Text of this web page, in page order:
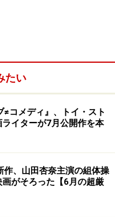
Figures（隠され
題について、「マーキ
ことは当然認識してお
もあがったが、日本の
に宇宙開発を連想しや
んだ」と回答し、さら
たい
コメディ』、トイ・スト
イターが7月公開作を本
作、山田杏奈主演の組体操
がそろった【6月の超厳